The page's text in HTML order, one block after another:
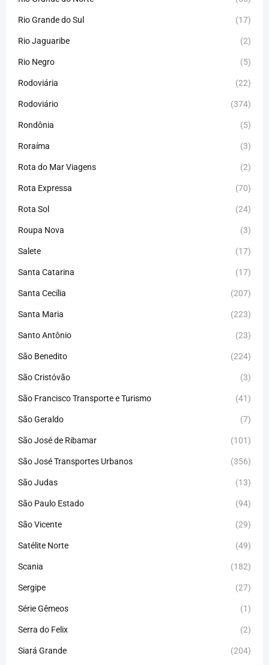
Rio Grande do Sul (17)
Rio Jaguaribe (2)
Rio Negro (5)
Rodoviária (22)
Rodoviário (374)
Rondônia (5)
Roraíma (3)
Rota do Mar Viagens (2)
Rota Expressa (70)
Rota Sol (24)
Roupa Nova (3)
Salete (17)
Santa Catarina (17)
Santa Cecília (207)
Santa Maria (223)
Santo Antônio (23)
São Benedito (224)
São Cristóvão (3)
São Francisco Transporte e Turismo (41)
São Geraldo (7)
São José de Ribamar (101)
São José Transportes Urbanos (356)
São Judas (13)
São Paulo Estado (94)
São Vicente (29)
Satélite Norte (49)
Scania (182)
Sergipe (27)
Série Gêmeos (1)
Serra do Felix (2)
Siará Grande (204)